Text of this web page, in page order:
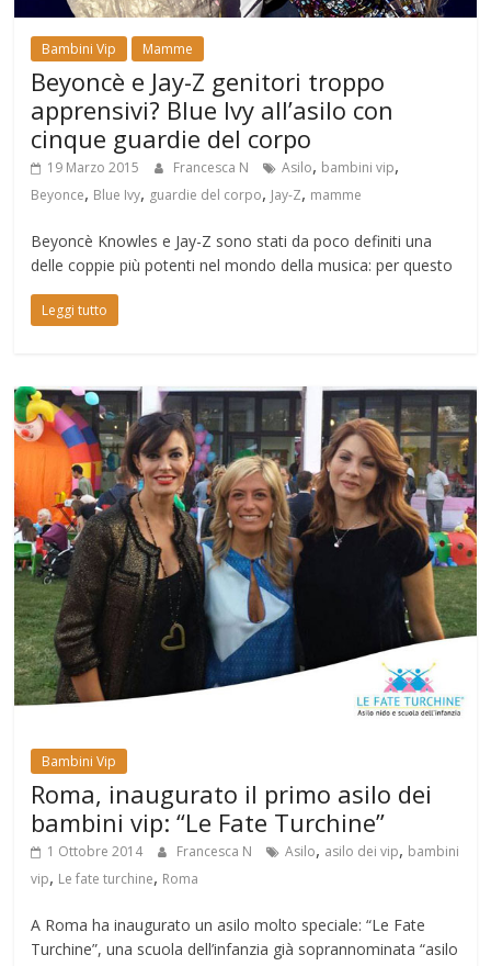
Bambini Vip Mamme
Beyoncè e Jay-Z genitori troppo
apprensivi? Blue Ivy all’asilo con
cinque guardie del corpo
19 Marzo 2015 Francesca N Asilo, bambini vip,
Beyonce, Blue Ivy, guardie del corpo, Jay-Z, mamme
Beyoncè Knowles e Jay-Z sono stati da poco definiti una
delle coppie più potenti nel mondo della musica: per questo
Leggi tutto
Bambini Vip
Roma, inaugurato il primo asilo dei
bambini vip: “Le Fate Turchine”
1 Ottobre 2014 Francesca N Asilo, asilo dei vip, bambini
vip, Le fate turchine, Roma
A Roma ha inaugurato un asilo molto speciale: “Le Fate
Turchine”, una scuola dell’infanzia già soprannominata “asilo